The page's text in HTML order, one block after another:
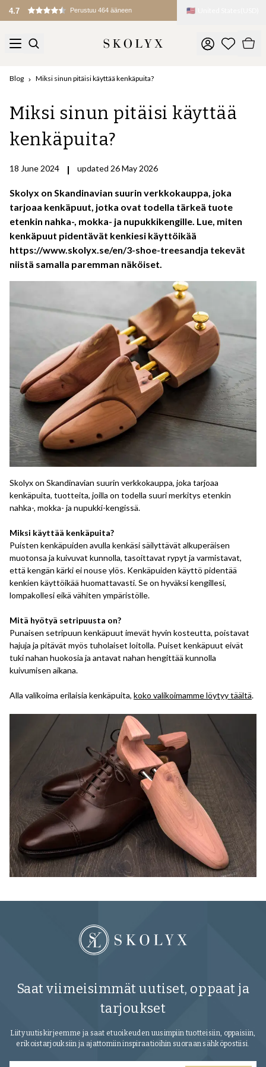
4.7 Perustuu 464 ääneen 🇺🇸
Blog Miksi sinun pitäisi käyttää kenkäpuita?
Miksi sinun pitäisi käyttää
kenkäpuita?
18 June 2024 | updated 26 May 2026
Skolyx on Skandinavian suurin verkkokauppa, joka
tarjoaa kenkäpuut, jotka ovat todella tärkeä tuote
etenkin nahka-, mokka- ja nupukkikengille. Lue, miten
kenkäpuut pidentävät kenkiesi käyttöikää
https://www.skolyx.se/en/3-shoe-treesandja tekevät
niistä samalla paremman näköiset.
Skolyx on Skandinavian suurin verkkokauppa, joka tarjoaa
kenkäpuita, tuotteita, joilla on todella suuri merkitys etenkin
nahka-, mokka- ja nupukki-kengissä.
Miksi käyttää kenkäpuita?
Puisten kenkäpuiden avulla kenkäsi säilyttävät alkuperäisen
muotonsa ja kuivuvat kunnolla, tasoittavat rypyt ja varmistavat,
että kengän kärki ei nouse ylös. Kenkäpuiden käyttö pidentää
kenkien käyttöikää huomattavasti. Se on hyväksi kengillesi,
lompakollesi eikä vähiten ympäristölle.
Mitä hyötyä setripuusta on?
Punaisen setripuun kenkäpuut imevät hyvin kosteutta, poistavat
hajuja ja pitävät myös tuholaiset loitolla. Puiset kenkäpuut eivät
tuki nahan huokosia ja antavat nahan hengittää kunnolla
kuivumisen aikana.
Alla valikoima erilaisia kenkäpuita, koko valikoimamme löytyy täältä.
Saat viimeisimmät uutiset, oppaat ja
tarjoukset
Liity uutiskirjeemme ja saat etuoikeuden uusimpiin tuotteisiin, oppaisiin,
erikoistarjouksiin ja ajattomiin inspiraatioihin suoraan sähköpostiisi.